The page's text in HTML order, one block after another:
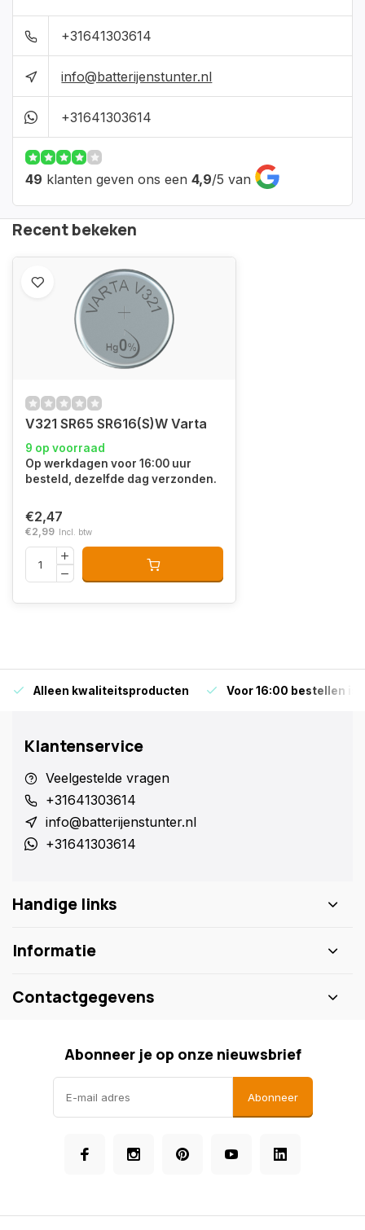
+31641303614
info@batterijenstunter.nl
+31641303614
49 klanten geven ons een 4,9/5 van
Recent bekeken
V321 SR65 SR616(S)W Varta
9 op voorraad
Op werkdagen voor 16:00 uur
besteld, dezelfde dag verzonden.
€2,47
€2,99 Incl. btw
Alleen kwaliteitsproducten Voor 16:00 bestellen is
Klantenservice
Veelgestelde vragen
+31641303614
info@batterijenstunter.nl
+31641303614
Handige links
Informatie
Contactgegevens
Abonneer je op onze nieuwsbrief
Abonneer